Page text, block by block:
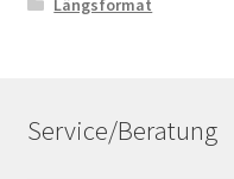
Längsformat
Service/Beratung